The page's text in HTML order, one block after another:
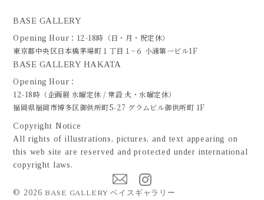
BASE GALLERY
Opening Hour：12-18時（日・月・祝定休）
東京都中央区日本橋茅場町１丁目１−６ 小浦第一ビル1F
BASE GALLERY HAKATA
Opening Hour：
12-18時（企画展 水曜定休 / 常設 火・水曜定休）
福岡県福岡市博多区御供所町5-27 グラムビル御供所町 1F
Copyright Notice
All rights of illustrations, pictures, and text appearing on
this web site are reserved and protected under international
copyright laws.
© 2026 BASE GALLERY ベイスギャラリー